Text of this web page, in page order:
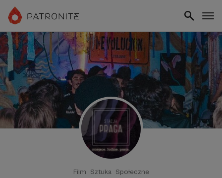
Film Sztuka Społeczne